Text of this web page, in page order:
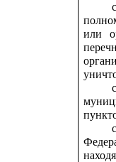
или